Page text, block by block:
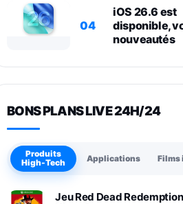
04
iOS 26.6 est
disponible,
nouveautés
BONS PLANS LIVE 24H/24
Produits
High-Tech
Applications Films
Jeu Red Dead